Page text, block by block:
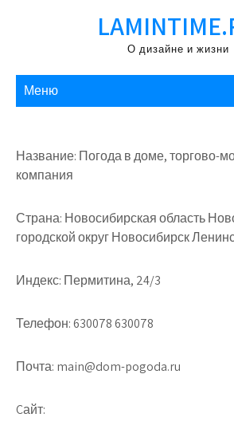
О дизайне и жизни
Меню
Название: Погода в доме, торгово-
компания
Страна: Новосибирская область
городской округ Новосибирск
Индекс: Пермитина, 24/3
Телефон: 630078 630078
Почта: main@dom-pogoda.ru
Cайт: